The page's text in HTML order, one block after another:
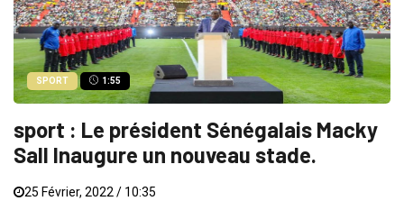
SPORT 1:55
sport : Le président Sénégalais Macky
Sall Inaugure un nouveau stade.
25 Février, 2022 / 10:35